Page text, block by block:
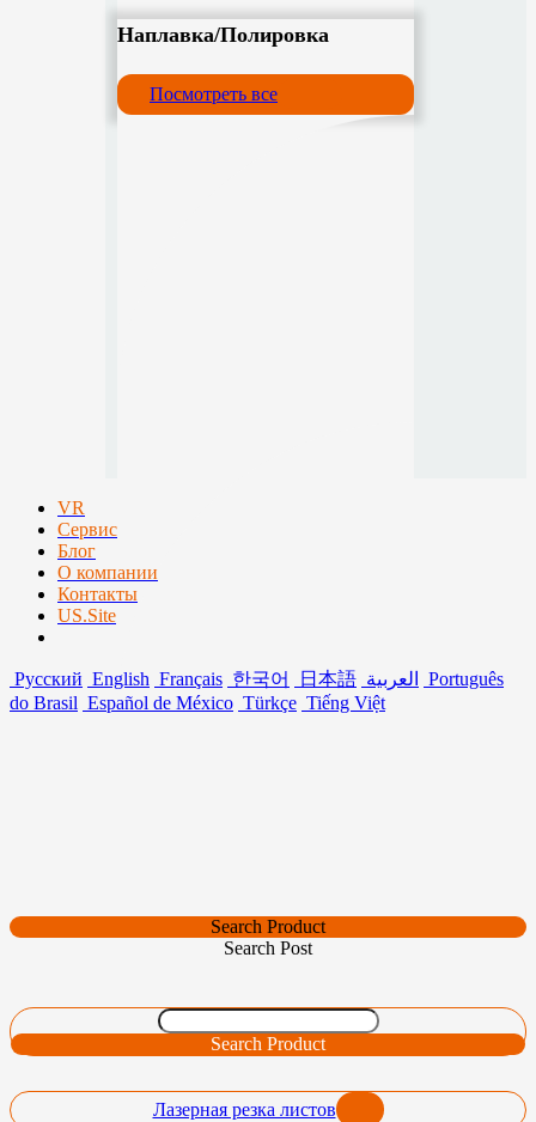
Наплавка/Полировка
Посмотреть все
VR
Сервис
Блог
О компании
Контакты
US.Site
Русский English Français 한국어 日本語 العربية
Português
do Brasil Español de México Türkçe Tiếng Việt
Search Product
Search Post
Search Product
Лазерная резка листов